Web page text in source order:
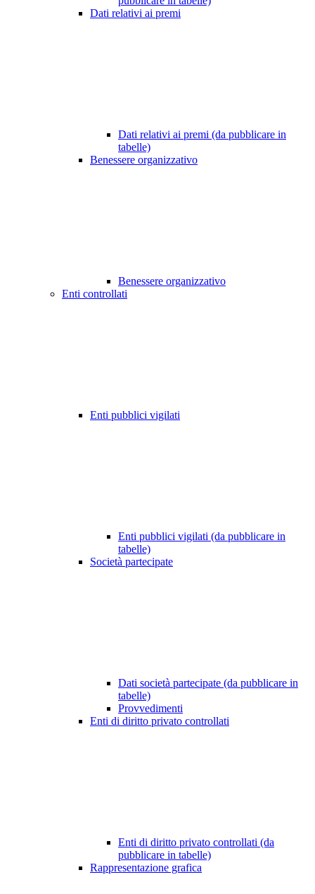
Dati relativi ai premi
Dati relativi ai premi (da pubblicare in
tabelle)
Benessere organizzativo
Benessere organizzativo
Enti controllati
Enti pubblici vigilati
Enti pubblici vigilati (da pubblicare in
tabelle)
Società partecipate
Dati società partecipate (da pubblicare in
tabelle)
Provvedimenti
Enti di diritto privato controllati
Enti di diritto privato controllati (da
pubblicare in tabelle)
Rappresentazione grafica